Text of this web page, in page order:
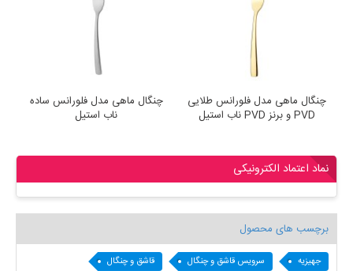
چنگال ماهی مدل فلورانس ساده
ناب استیل
چنگال ماهی مدل فلورانس طلایی
PVD و برنز PVD ناب استیل
نماد اعتماد الکترونیکی
برچسب های محصول
جهیزیه سرویس قاشق و چنگال
قاشق و چنگال